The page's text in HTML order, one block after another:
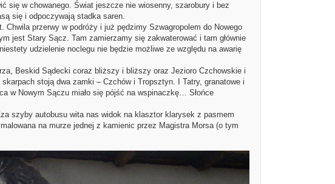
się w chowanego. Świat jeszcze nie wiosenny, szarobury i bez
się i odpoczywają stadka saren.
przerwy w podróży i już pędzimy Szwagropolem do Nowego
jest Stary Sącz. Tam zamierzamy się zakwaterować i tam głównie
udzielenie noclegu nie będzie możliwe ze względu na awarię
Beskid Sądecki coraz bliższy i bliższy oraz Jezioro Czchowskie i
stoją dwa zamki – Czchów i Tropsztyn. I Tatry, granatowe i
w Nowym Sączu miało się pójść na wspinaczkę… Słońce
szyby autobusu wita nas widok na klasztor klarysek z pasmem
na murze jednej z kamienic przez Magistra Morsa (o tym